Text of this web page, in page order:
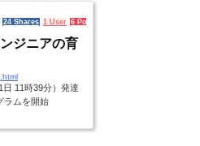
24 Shares 1 User 6 Pockets
ジニアの育
11時39分）発達
ラムを開始